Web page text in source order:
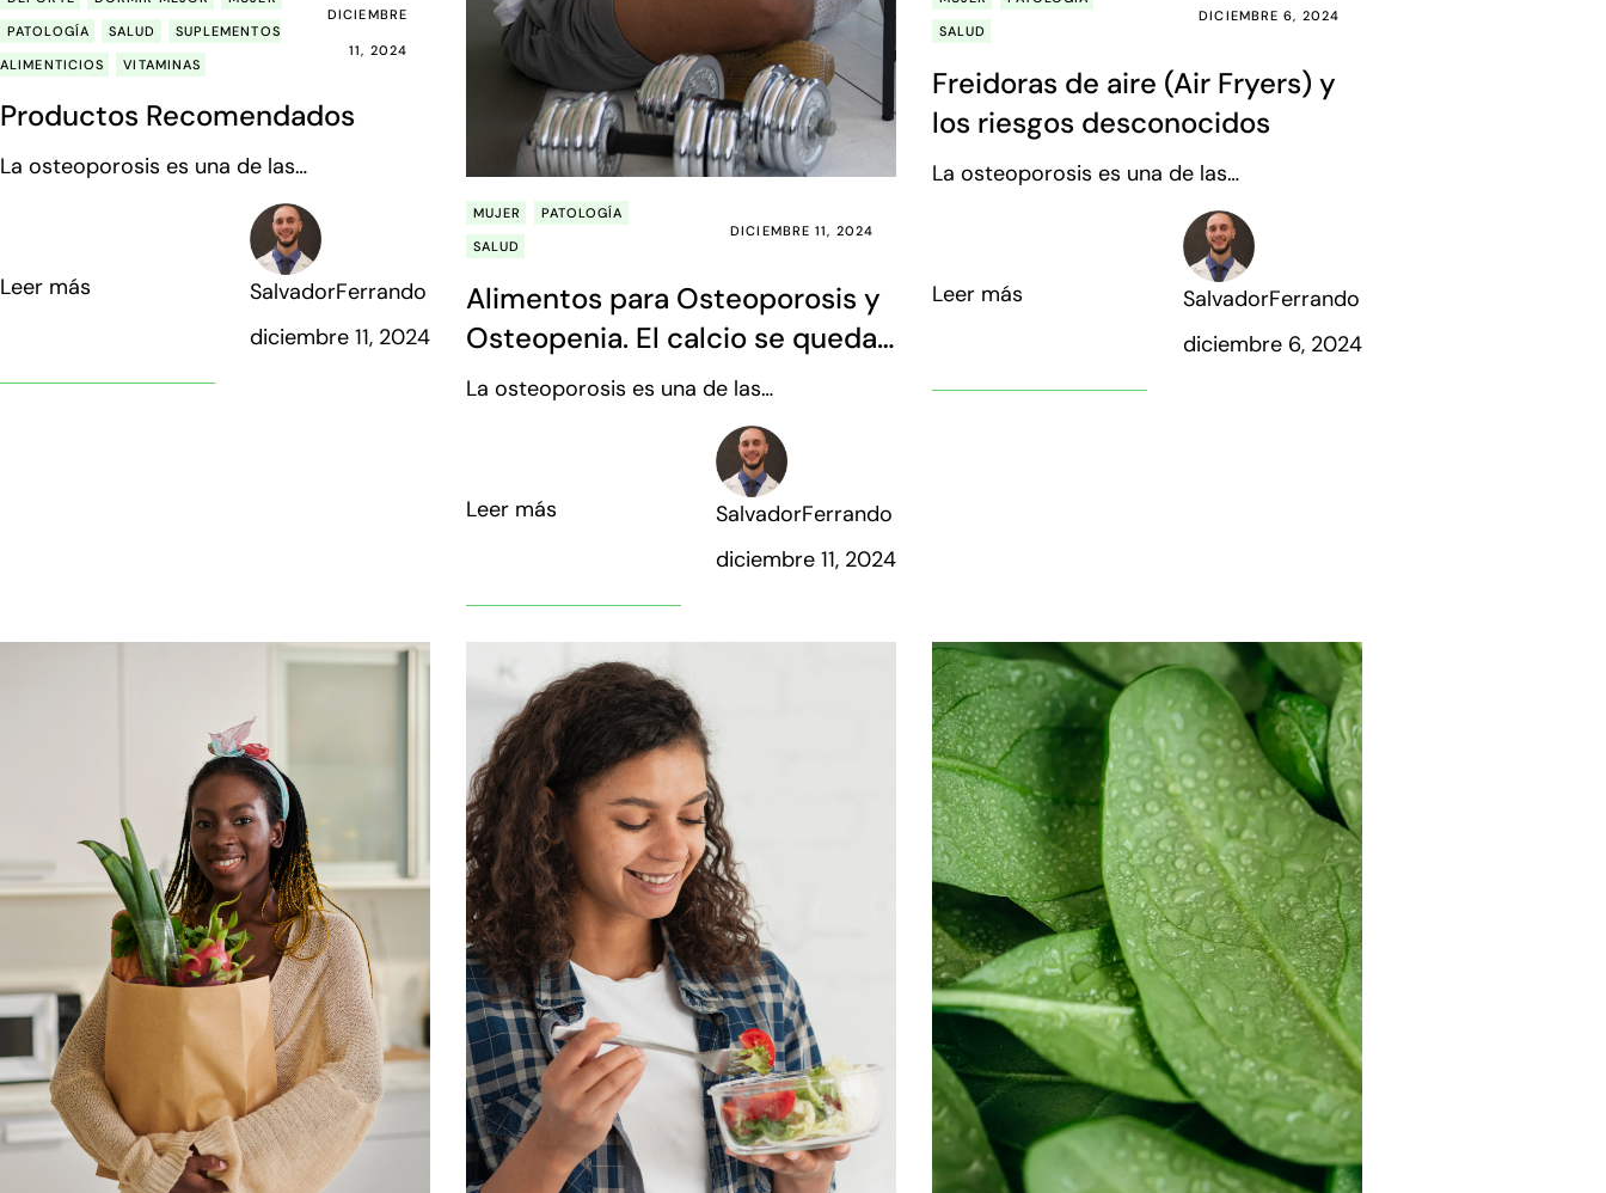
PATOLOGÍA
SALUD
SUPLEMENTOS
ALIMENTICIOS
VITAMINAS
DICIEMBRE
11, 2024
Productos Recomendados
La osteoporosis es una de las
características más habituales del
Leer más
SalvadorFerrando
diciembre 11, 2024
MUJER
PATOLOGÍA
SALUD
DICIEMBRE 11, 2024
Alimentos para Osteoporosis y
Osteopenia. El calcio se queda
muy corto
La osteoporosis es una de las
características más habituales del
Leer más
SalvadorFerrando
diciembre 11, 2024
SALUD
DICIEMBRE 6, 2024
Freidoras de aire (Air Fryers) y
los riesgos desconocidos
La osteoporosis es una de las
características más habituales del
Leer más
SalvadorFerrando
diciembre 6, 2024